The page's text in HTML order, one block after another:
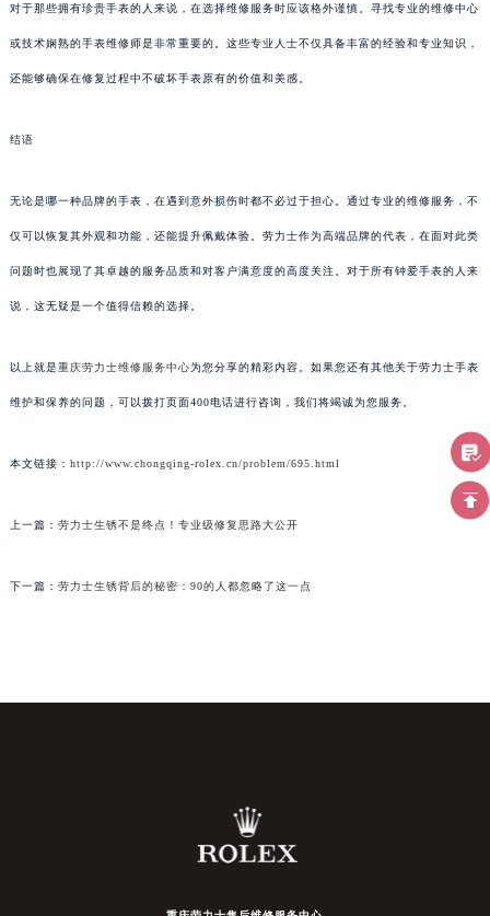
对于那些拥有珍贵手表的人来说，在选择维修服务时应该格外谨慎。寻找专业的维修中心
或技术娴熟的手表维修师是非常重要的。这些专业人士不仅具备丰富的经验和专业知识，
还能够确保在修复过程中不破坏手表原有的价值和美感。
结语
无论是哪一种品牌的手表，在遇到意外损伤时都不必过于担心。通过专业的维修服务，不
仅可以恢复其外观和功能，还能提升佩戴体验。劳力士作为高端品牌的代表，在面对此类
问题时也展现了其卓越的服务品质和对客户满意度的高度关注。对于所有钟爱手表的人来
说，这无疑是一个值得信赖的选择。
以上就是重庆劳力士维修服务中心为您分享的精彩内容。如果您还有其他关于劳力士手表
维护和保养的问题，可以拨打页面400电话进行咨询，我们将竭诚为您服务。
本文链接： http://www.chongqing-rolex.cn/problem/695.html
上一篇： 劳力士生锈不是终点！专业级修复思路大公开
下一篇： 劳力士生锈背后的秘密：90的人都忽略了这一点